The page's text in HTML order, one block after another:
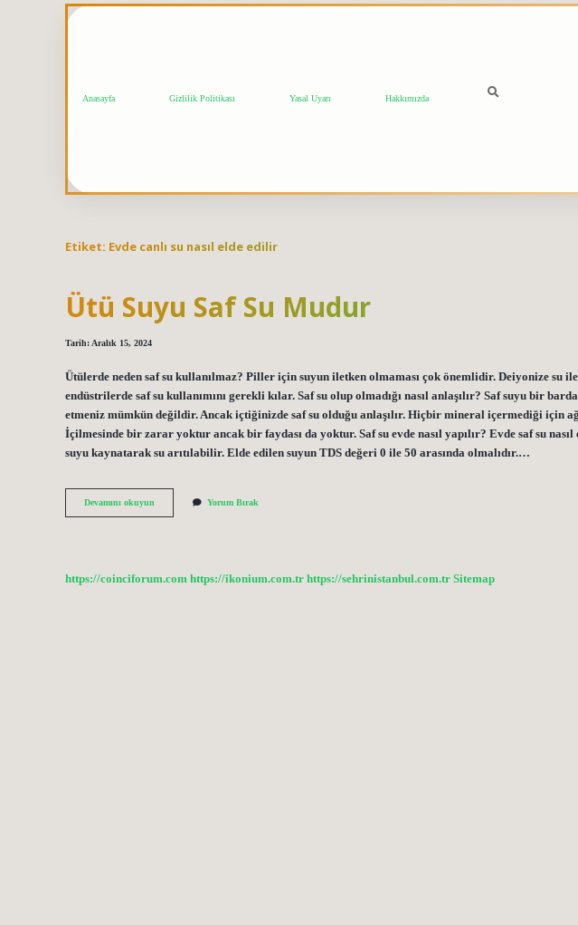
Anasayfa Gizlilik Politikası Yasal Uyarı Hakkımızda
Etiket: Evde canlı su nasıl elde edilir
Ütü Suyu Saf Su Mudur
Tarih: Aralık 15, 2024
Ütülerde neden saf su kullanılmaz? Piller için suyun iletken olmaması çok önemlidir. Deiyonize su
endüstrilerde saf su kullanımını gerekli kılar. Saf su olup olmadığı nasıl anlaşılır? Saf suyu bir
etmeniz mümkün değildir. Ancak içtiğinizde saf su olduğu anlaşılır. Hiçbir mineral içermediği için
İçilmesinde bir zarar yoktur ancak bir faydası da yoktur. Saf su evde nasıl yapılır? Evde saf su
suyu kaynatarak su arıtılabilir. Elde edilen suyun TDS değeri 0 ile 50 arasında olmalıdır.…
Devamını okuyun
Suyu
Yorum Bırak
https://coinciforum.com https://ikonium.com.tr https://sehrinistanbul.com.tr Sitemap